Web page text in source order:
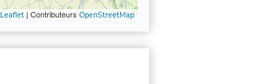
Leaflet | Contributeurs OpenStreetMap